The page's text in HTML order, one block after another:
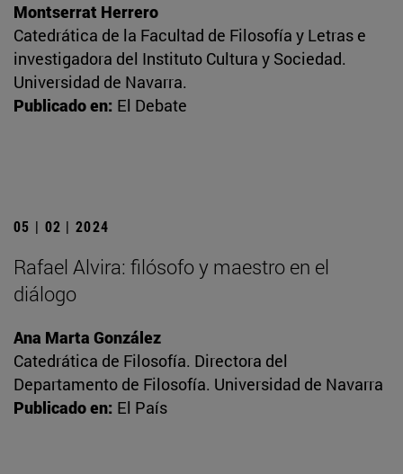
Montserrat Herrero
Catedrática de la Facultad de Filosofía y Letras e
investigadora del Instituto Cultura y Sociedad.
Universidad de Navarra.
Publicado en: El Debate
05 | 02 | 2024
Rafael Alvira: filósofo y maestro en el
diálogo
Ana Marta González
Catedrática de Filosofía. Directora del
Departamento de Filosofía. Universidad de Navarra
Publicado en: El País